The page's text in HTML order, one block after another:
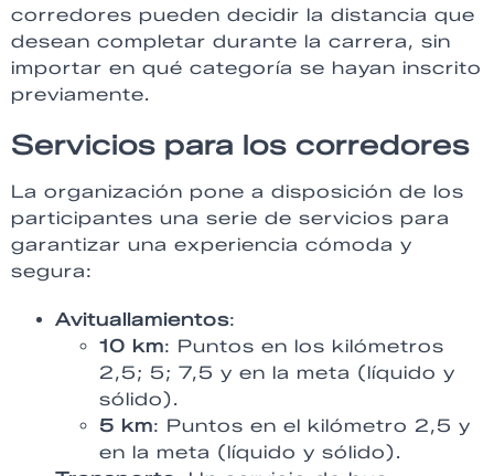
corredores pueden decidir la distancia que
desean completar durante la carrera, sin
importar en qué categoría se hayan inscrito
previamente.
Servicios para los corredores
La organización pone a disposición de los
participantes una serie de servicios para
garantizar una experiencia cómoda y
segura:
Avituallamientos:
10 km: Puntos en los kilómetros
2,5; 5; 7,5 y en la meta (líquido y
sólido).
5 km: Puntos en el kilómetro 2,5 y
en la meta (líquido y sólido).